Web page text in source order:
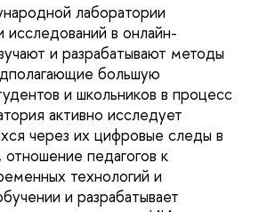
лаборатории
исследований в онлайн-
и разрабатывают методы
большую
и школьников в процесс
активно исследует
через их цифровые следы в
педагогов к
технологий и
и разрабатывает